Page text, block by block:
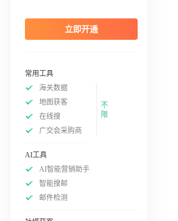
立即开通
常用工具
海关数据
地图获客
在线搜
广交会采购商
不
限
AI工具
AI智能营销助手
智能搜邮
邮件检测